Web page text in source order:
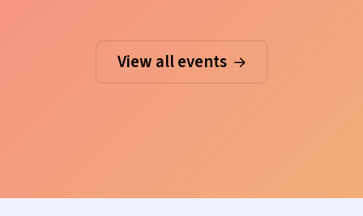
View all events